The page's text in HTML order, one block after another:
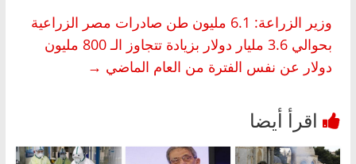
وزير الزراعة: 6.1 مليون طن صادرات مصر الزراعية
بحوالي 3.6 مليار دولار بزيادة تتجاوز الـ 800 مليون
دولار عن نفس الفترة من العام الماضي →